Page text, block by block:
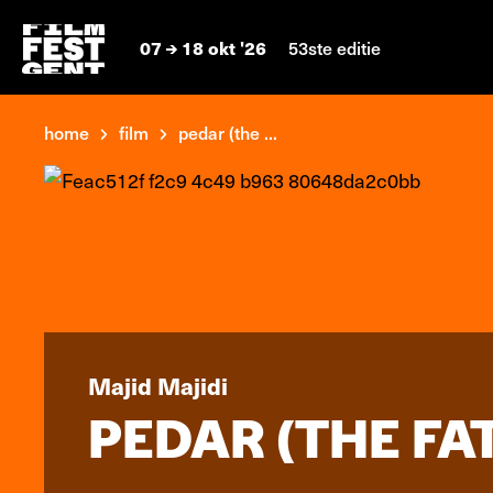
07 18 okt '26 53ste editie
home film pedar (the ...
Majid Majidi
PEDAR (THE